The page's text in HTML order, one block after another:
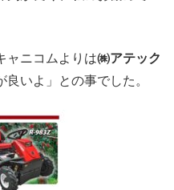
ャニコムよりは㈱アテック
いよ」との事でした。